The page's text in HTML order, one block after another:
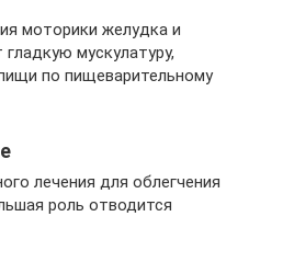
моторики желудка и
мускулатуру,
по пищеварительному
лечения для облегчения
роль отводится